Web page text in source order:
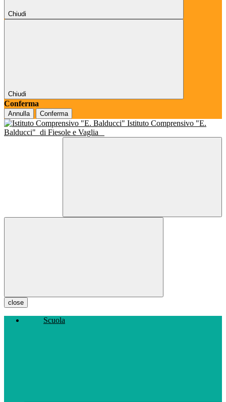
Chiudi
Chiudi
Conferma
Annulla Conferma
Istituto Comprensivo "E.
Balducci" di Fiesole e Vaglia
close
Scuola